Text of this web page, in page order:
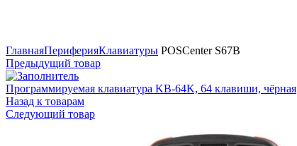
ГлавнаяПериферияКлавиатуры POSCenter S67B
Предыдущий товар
Программируемая клавиатура KB-64K, 64 клавиши, чёрная
Назад к товарам
Следующий товар